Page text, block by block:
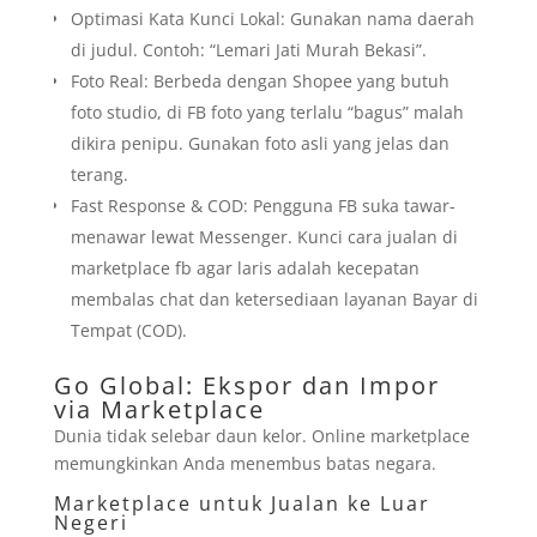
Optimasi Kata Kunci Lokal: Gunakan nama daerah
di judul. Contoh: “Lemari Jati Murah Bekasi”.
Foto Real: Berbeda dengan Shopee yang butuh
foto studio, di FB foto yang terlalu “bagus” malah
dikira penipu. Gunakan foto asli yang jelas dan
terang.
Fast Response & COD: Pengguna FB suka tawar-
menawar lewat Messenger. Kunci cara jualan di
marketplace fb agar laris adalah kecepatan
membalas chat dan ketersediaan layanan Bayar di
Tempat (COD).
Go Global: Ekspor dan Impor
via Marketplace
Dunia tidak selebar daun kelor. Online marketplace
memungkinkan Anda menembus batas negara.
Marketplace untuk Jualan ke Luar
Negeri